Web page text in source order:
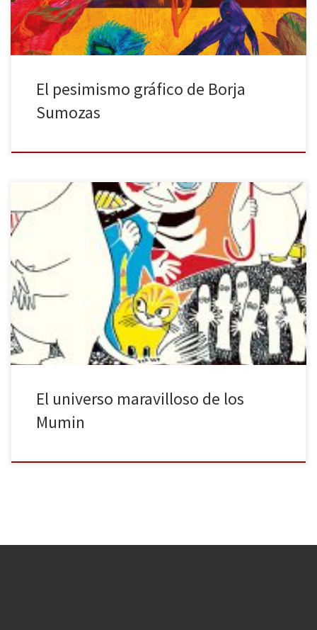
El pesimismo gráfico de Borja
Sumozas
Si eres un niño o una niña de los 80-90, probablemente te
quedaste maravillado con esos adorables seres, mitad
hipopótamos blancos, mitad troles, de la serie animada que
podíamos ver en TVE cada día. Ellos nos hablaban de amistad, de
perdón, de libertad y de convivencia con la naturaleza,
animándonos […]
El universo maravilloso de los
Mumin